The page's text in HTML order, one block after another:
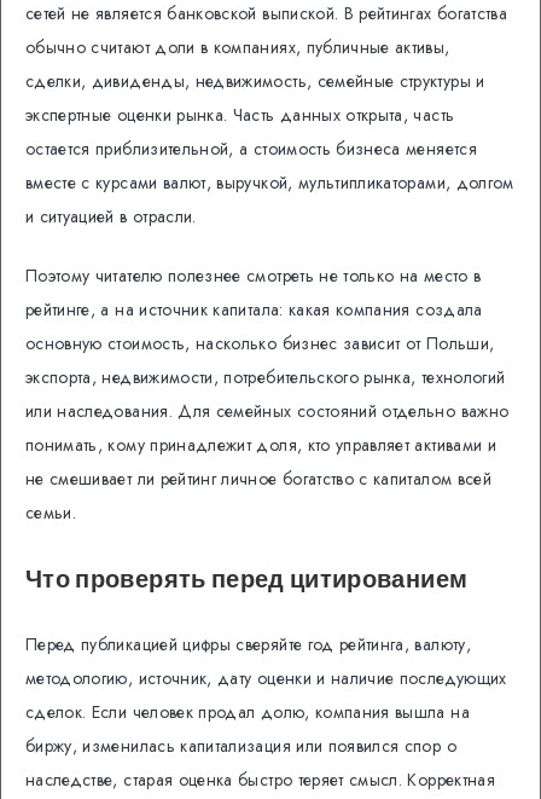
сетей не является банковской выпиской. В рейтингах богатства
обычно считают доли в компаниях, публичные активы,
сделки, дивиденды, недвижимость, семейные структуры и
экспертные оценки рынка. Часть данных открыта, часть
остается приблизительной, а стоимость бизнеса меняется
вместе с курсами валют, выручкой, мультипликаторами, долгом
и ситуацией в отрасли.
Поэтому читателю полезнее смотреть не только на место в
рейтинге, а на источник капитала: какая компания создала
основную стоимость, насколько бизнес зависит от Польши,
экспорта, недвижимости, потребительского рынка, технологий
или наследования. Для семейных состояний отдельно важно
понимать, кому принадлежит доля, кто управляет активами и
не смешивает ли рейтинг личное богатство с капиталом всей
семьи.
Что проверять перед цитированием
Перед публикацией цифры сверяйте год рейтинга, валюту,
методологию, источник, дату оценки и наличие последующих
сделок. Если человек продал долю, компания вышла на
биржу, изменилась капитализация или появился спор о
наследстве, старая оценка быстро теряет смысл. Корректная